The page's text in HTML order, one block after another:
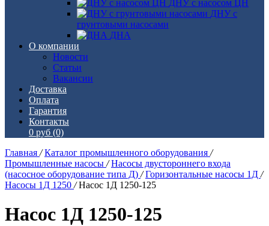
ДНУ с насосом ЦН
ДНУ с
грунтовыми насосами
ДНА
О компании
Новости
Статьи
Вакансии
Доставка
Оплата
Гарантия
Контакты
0 руб (0)
Главная / Каталог промышленного оборудования /
Промышленные насосы / Насосы двустороннего входа
(насосное оборудование типа Д) / Горизонтальные насосы 1Д /
Насосы 1Д 1250 / Насос 1Д 1250-125
Насос 1Д 1250-125